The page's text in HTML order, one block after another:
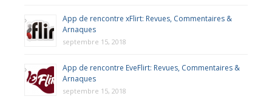
App de rencontre xFlirt: Revues, Commentaires &
Arnaques
septembre 15, 2018
App de rencontre EveFlirt: Revues, Commentaires &
Arnaques
septembre 15, 2018